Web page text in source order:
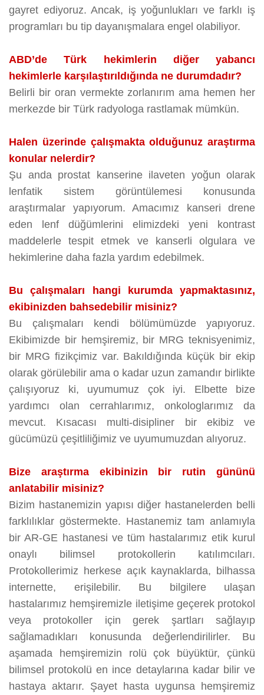
gayret ediyoruz. Ancak, iş yoğunlukları ve farklı iş
programları bu tip dayanışmalara engel olabiliyor.
ABD’de Türk hekimlerin diğer yabancı
hekimlerle karşılaştırıldığında ne durumdadır?
Belirli bir oran vermekte zorlanırım ama hemen her
merkezde bir Türk radyologa rastlamak mümkün.
Halen üzerinde çalışmakta olduğunuz araştırma
konular nelerdir?
Şu anda prostat kanserine ilaveten yoğun olarak
lenfatik sistem görüntülemesi konusunda
araştırmalar yapıyorum. Amacımız kanseri drene
eden lenf düğümlerini elimizdeki yeni kontrast
maddelerle tespit etmek ve kanserli olgulara ve
hekimlerine daha fazla yardım edebilmek.
Bu çalışmaları hangi kurumda yapmaktasınız,
ekibinizden bahsedebilir misiniz?
Bu çalışmaları kendi bölümümüzde yapıyoruz.
Ekibimizde bir hemşiremiz, bir MRG teknisyenimiz,
bir MRG fizikçimiz var. Bakıldığında küçük bir ekip
olarak görülebilir ama o kadar uzun zamandır birlikte
çalışıyoruz ki, uyumumuz çok iyi. Elbette bize
yardımcı olan cerrahlarımız, onkologlarımız da
mevcut. Kısacası multi-disipliner bir ekibiz ve
gücümüzü çeşitliliğimiz ve uyumumuzdan alıyoruz.
Bize araştırma ekibinizin bir rutin gününü
anlatabilir misiniz?
Bizim hastanemizin yapısı diğer hastanelerden belli
farklılıklar göstermekte. Hastanemiz tam anlamıyla
bir AR-GE hastanesi ve tüm hastalarımız etik kurul
onaylı bilimsel protokollerin katılımcıları.
Protokollerimiz herkese açık kaynaklarda, bilhassa
internette, erişilebilir. Bu bilgilere ulaşan
hastalarımız hemşiremizle iletişime geçerek protokol
veya protokoller için gerek şartları sağlayıp
sağlamadıkları konusunda değerlendirilirler. Bu
aşamada hemşiremizin rolü çok büyüktür, çünkü
bilimsel protokolü en ince detaylarına kadar bilir ve
hastaya aktarır. Şayet hasta uygunsa hemşiremiz